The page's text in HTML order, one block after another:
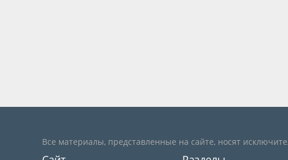
Все материалы, представленные на сайте, носят